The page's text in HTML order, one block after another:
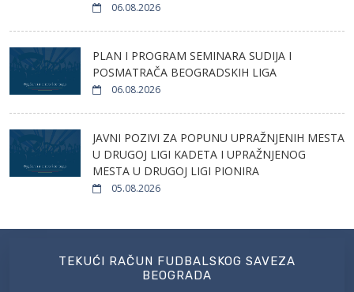
06.08.2026
PLAN I PROGRAM SEMINARA SUDIJA I
POSMATRAČA BEOGRADSKIH LIGA
06.08.2026
JAVNI POZIVI ZA POPUNU UPRAŽNJENIH MESTA
U DRUGOJ LIGI KADETA I UPRAŽNJENOG
MESTA U DRUGOJ LIGI PIONIRA
05.08.2026
TEKUĆI RAČUN FUDBALSKOG SAVEZA
BEOGRADA